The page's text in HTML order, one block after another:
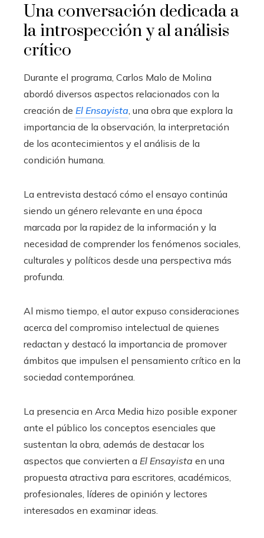
Una conversación dedicada a
la introspección y al análisis
crítico
Durante el programa, Carlos Malo de Molina
abordó diversos aspectos relacionados con la
creación de El Ensayista , una obra que explora la
importancia de la observación, la interpretación
de los acontecimientos y el análisis de la
condición humana.
La entrevista destacó cómo el ensayo continúa
siendo un género relevante en una época
marcada por la rapidez de la información y la
necesidad de comprender los fenómenos sociales,
culturales y políticos desde una perspectiva más
profunda.
Al mismo tiempo, el autor expuso consideraciones
acerca del compromiso intelectual de quienes
redactan y destacó la importancia de promover
ámbitos que impulsen el pensamiento crítico en la
sociedad contemporánea.
La presencia en Arca Media hizo posible exponer
ante el público los conceptos esenciales que
sustentan la obra, además de destacar los
aspectos que convierten a El Ensayista en una
propuesta atractiva para escritores, académicos,
profesionales, líderes de opinión y lectores
interesados en examinar ideas.